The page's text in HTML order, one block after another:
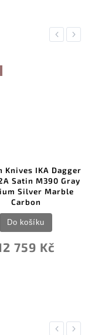
Previous
Knives IKA Dagger
Satin M390 Gray
Silver Marble
Carbon
759 Kč
Do košíku
Next
Previous
Next